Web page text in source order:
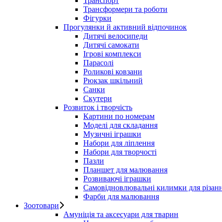
Трансформери та роботи
Фігурки
Прогулянки й активний відпочинок
Дитячі велосипеди
Дитячі самокати
Ігрові комплекси
Парасолі
Роликові ковзани
Рюкзак шкільний
Санки
Скутери
Розвиток і творчість
Картини по номерам
Моделі для складання
Музичні іграшки
Набори для ліплення
Набори для творчості
Пазли
Планшет для малювання
Розвиваючі іграшки
Самовідновлювальні килимки для
Фарби для малювання
Зоотовари
Амуніція та аксесуари для тварин